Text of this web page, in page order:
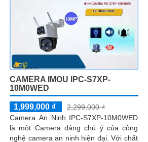
CAMERA IMOU IPC-S7XP-
10M0WED
1,999,000 ₫
2,299,000 ₫
Camera An Ninh IPC-S7XP-10M0WED
là một Camera đáng chú ý của công
nghệ camera an ninh hiện đại. Với chất